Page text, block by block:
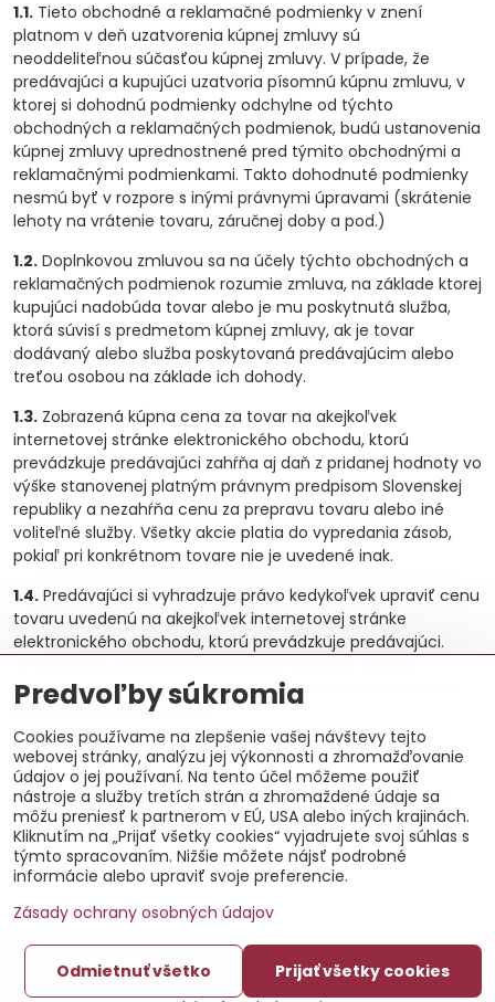
1.1. Tieto obchodné a reklamačné podmienky v znení
platnom v deň uzatvorenia kúpnej zmluvy sú
neoddeliteľnou súčasťou kúpnej zmluvy. V prípade, že
predávajúci a kupujúci uzatvoria písomnú kúpnu zmluvu, v
ktorej si dohodnú podmienky odchylne od týchto
obchodných a reklamačných podmienok, budú ustanovenia
kúpnej zmluvy uprednostnené pred týmito obchodnými a
reklamačnými podmienkami. Takto dohodnuté podmienky
nesmú byť v rozpore s inými právnymi úpravami (skrátenie
lehoty na vrátenie tovaru, záručnej doby a pod.)
1.2. Doplnkovou zmluvou sa na účely týchto obchodných a
reklamačných podmienok rozumie zmluva, na základe ktorej
kupujúci nadobúda tovar alebo je mu poskytnutá služba,
ktorá súvisí s predmetom kúpnej zmluvy, ak je tovar
dodávaný alebo služba poskytovaná predávajúcim alebo
treťou osobou na základe ich dohody.
1.3. Zobrazená kúpna cena za tovar na akejkoľvek
internetovej stránke elektronického obchodu, ktorú
prevádzkuje predávajúci zahŕňa aj daň z pridanej hodnoty vo
výške stanovenej platným právnym predpisom Slovenskej
republiky a nezahŕňa cenu za prepravu tovaru alebo iné
voliteľné služby. Všetky akcie platia do vypredania zásob,
pokiaľ pri konkrétnom tovare nie je uvedené inak.
1.4. Predávajúci si vyhradzuje právo kedykoľvek upraviť cenu
tovaru uvedenú na akejkoľvek internetovej stránke
elektronického obchodu, ktorú prevádzkuje predávajúci.
uzatvorené pred zmenou ceny, bez ohľadu na to, že ešte
nedošlo k dodaniu tovaru.
1.5. V prípade, že predávajúci nedodrží svoje povinnosti
uvedené v platných právnych predpisoch Slovenskej
republiky alebo Európskych spoločenstiev alebo v týchto
obchodných a reklamačných podmienkach, môže si
kupujúci uplatniť svoje právo voči predávajúcemu
prostredníctvom príslušného súdu.
©2026
Copyright
Zásady ochrany osobných údajov
Predvoľby súkromia
Cookies používame na zlepšenie vašej návštevy tejto
webovej stránky, analýzu jej výkonnosti a zhromažďovanie
údajov o jej používaní. Na tento účel môžeme použiť
nástroje a služby tretích strán a zhromaždené údaje sa
môžu preniesť k partnerom v EÚ, USA alebo iných krajinách.
Kliknutím na „Prijať všetky cookies“ vyjadrujete svoj súhlas s
týmto spracovaním. Nižšie môžete nájsť podrobné
informácie alebo upraviť svoje preferencie.
Zásady ochrany osobných údajov
Prijať všetky cookies
Odmietnuť všetko